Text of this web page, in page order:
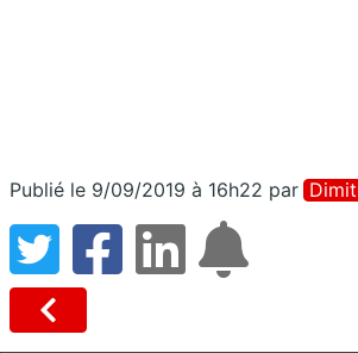
Publié le 9/09/2019 à 16h22 par